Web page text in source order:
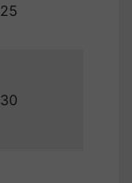
25
30